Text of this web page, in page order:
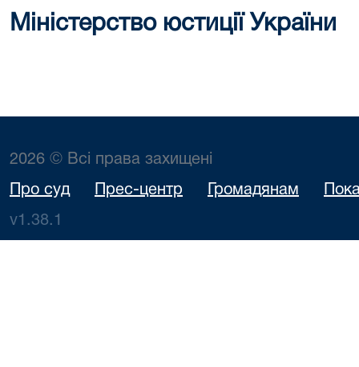
Міністерство юстиції України
2026 © Всі права захищені
Про суд Прес-центр Громадянам
v1.38.1